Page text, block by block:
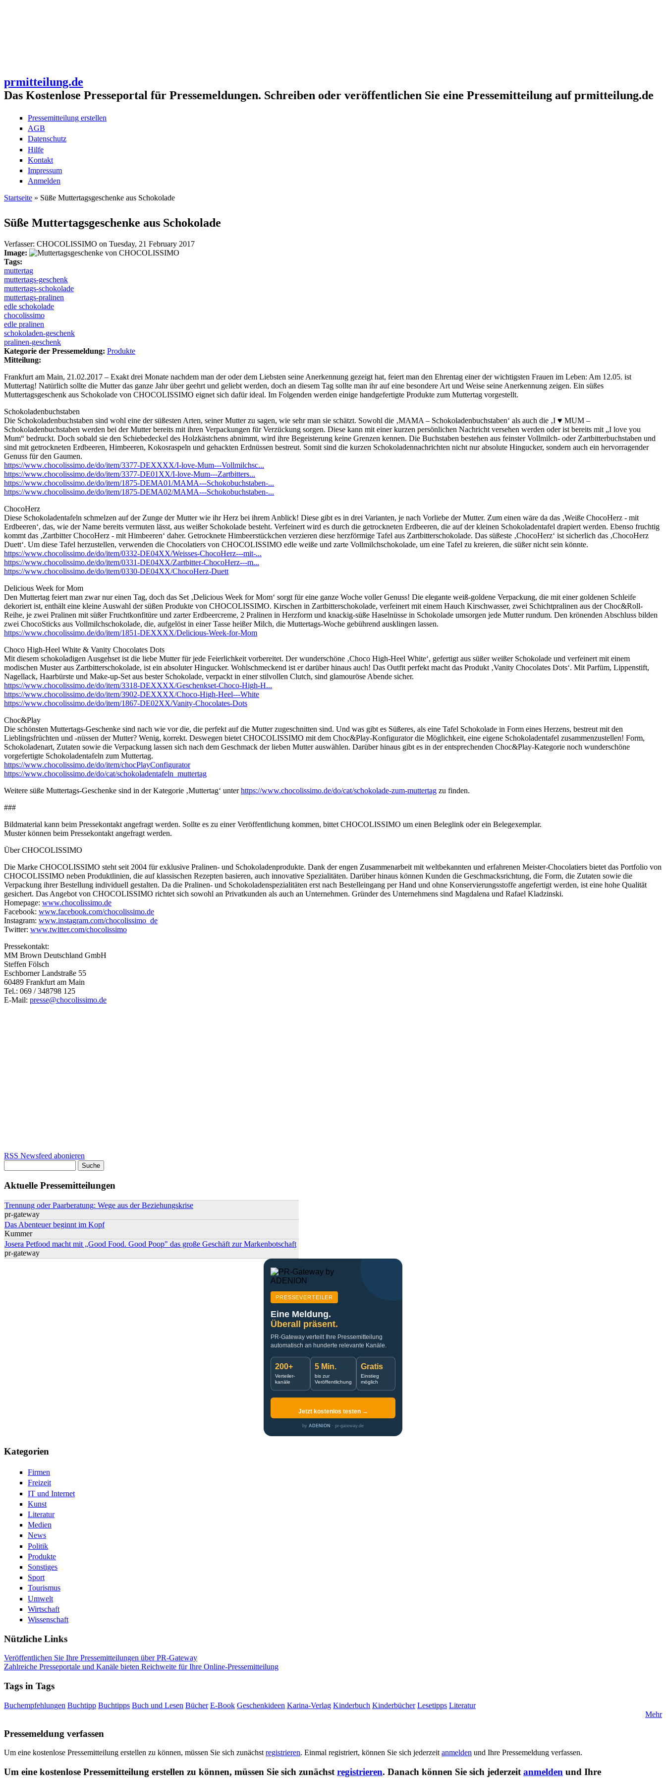
prmitteilung.de
Das Kostenlose Presseportal für Pressemeldungen. Schreiben oder veröffentlichen Sie eine Pressemitteilung auf prmitteilung.de
Pressemitteilung erstellen
AGB
Datenschutz
Hilfe
Kontakt
Impressum
Anmelden
Startseite » Süße Muttertagsgeschenke aus Schokolade
Süße Muttertagsgeschenke aus Schokolade
Verfasser: CHOCOLISSIMO on Tuesday, 21 February 2017
Image:
Tags:
muttertag
muttertags-geschenk
muttertags-schokolade
muttertags-pralinen
edle schokolade
chocolissimo
edle pralinen
schokoladen-geschenk
pralinen-geschenk
Kategorie der Pressemeldung: Produkte
Mitteilung:
Frankfurt am Main, 21.02.2017 – Exakt drei Monate nachdem man der oder dem Liebsten seine Anerkennung gezeigt hat, feiert man den Ehrentag einer der wichtigsten Frauen im Leben: Am 12.05. ist
Muttertag! Natürlich sollte die Mutter das ganze Jahr über geehrt und geliebt werden, doch an diesem Tag sollte man ihr auf eine besondere Art und Weise seine Anerkennung zeigen. Ein süßes
Muttertagsgeschenk aus Schokolade von CHOCOLISSIMO eignet sich dafür ideal. Im Folgenden werden einige handgefertigte Produkte zum Muttertag vorgestellt.
Schokoladenbuchstaben
Die Schokoladenbuchstaben sind wohl eine der süßesten Arten, seiner Mutter zu sagen, wie sehr man sie schätzt. Sowohl die ‚MAMA – Schokoladenbuchstaben‘ als auch die ‚I ♥ MUM –
Schokoladenbuchstaben werden bei der Mutter bereits mit ihren Verpackungen für Verzückung sorgen. Diese kann mit einer kurzen persönlichen Nachricht versehen werden oder ist bereits mit „I love you
Mum“ bedruckt. Doch sobald sie den Schiebedeckel des Holzkästchens abnimmt, wird ihre Begeisterung keine Grenzen kennen. Die Buchstaben bestehen aus feinster Vollmilch- oder Zartbitterbuchstaben und
sind mit getrockneten Erdbeeren, Himbeeren, Kokosraspeln und gehackten Erdnüssen bestreut. Somit sind die kurzen Schokoladennachrichten nicht nur absolute Hingucker, sondern auch ein hervorragender
Genuss für den Gaumen.
https://www.chocolissimo.de/do/item/3377-DEXXXX/I-love-Mum---Vollmilchsc...
https://www.chocolissimo.de/do/item/3377-DE01XX/I-love-Mum---Zartbitters...
https://www.chocolissimo.de/do/item/1875-DEMA01/MAMA---Schokobuchstaben-...
https://www.chocolissimo.de/do/item/1875-DEMA02/MAMA---Schokobuchstaben-...
ChocoHerz
Diese Schokoladentafeln schmelzen auf der Zunge der Mutter wie ihr Herz bei ihrem Anblick! Diese gibt es in drei Varianten, je nach Vorliebe der Mutter. Zum einen wäre da das ‚Weiße ChocoHerz - mit
Erdbeeren‘, das, wie der Name bereits vermuten lässt, aus weißer Schokolade besteht. Verfeinert wird es durch die getrockneten Erdbeeren, die auf der kleinen Schokoladentafel drapiert werden. Ebenso fruchtig
kommt das ‚Zartbitter ChocoHerz - mit Himbeeren‘ daher. Getrocknete Himbeerstückchen verzieren diese herzförmige Tafel aus Zartbitterschokolade. Das süßeste ‚ChocoHerz‘ ist sicherlich das ‚ChocoHerz
Duett‘. Um diese Tafel herzustellen, verwenden die Chocolatiers von CHOCOLISSIMO edle weiße und zarte Vollmilchschokolade, um eine Tafel zu kreieren, die süßer nicht sein könnte.
https://www.chocolissimo.de/do/item/0332-DE04XX/Weisses-ChocoHerz---mit-...
https://www.chocolissimo.de/do/item/0331-DE04XX/Zartbitter-ChocoHerz---m...
https://www.chocolissimo.de/do/item/0330-DE04XX/ChocoHerz-Duett
Delicious Week for Mom
Den Muttertag feiert man zwar nur einen Tag, doch das Set ‚Delicious Week for Mom‘ sorgt für eine ganze Woche voller Genuss! Die elegante weiß-goldene Verpackung, die mit einer goldenen Schleife
dekoriert ist, enthält eine kleine Auswahl der süßen Produkte von CHOCOLISSIMO. Kirschen in Zartbitterschokolade, verfeinert mit einem Hauch Kirschwasser, zwei Schichtpralinen aus der Choc&Roll-
Reihe, je zwei Pralinen mit süßer Fruchtkonfitüre und zarter Erdbeercreme, 2 Pralinen in Herzform und knackig-süße Haselnüsse in Schokolade umsorgen jede Mutter rundum. Den krönenden Abschluss bilden
zwei ChocoSticks aus Vollmilchschokolade, die, aufgelöst in einer Tasse heißer Milch, die Muttertags-Woche gebührend ausklingen lassen.
https://www.chocolissimo.de/do/item/1851-DEXXXX/Delicious-Week-for-Mom
Choco High-Heel White & Vanity Chocolates Dots
Mit diesem schokoladigen Ausgehset ist die liebe Mutter für jede Feierlichkeit vorbereitet. Der wunderschöne ‚Choco High-Heel White‘, gefertigt aus süßer weißer Schokolade und verfeinert mit einem
modischen Muster aus Zartbitterschokolade, ist ein absoluter Hingucker. Wohlschmeckend ist er darüber hinaus auch! Das Outfit perfekt macht das Produkt ‚Vanity Chocolates Dots‘. Mit Parfüm, Lippenstift,
Nagellack, Haarbürste und Make-up-Set aus bester Schokolade, verpackt in einer stilvollen Clutch, sind glamouröse Abende sicher.
https://www.chocolissimo.de/do/item/3318-DEXXXX/Geschenkset-Choco-High-H...
https://www.chocolissimo.de/do/item/3902-DEXXXX/Choco-High-Heel---White
https://www.chocolissimo.de/do/item/1867-DE02XX/Vanity-Chocolates-Dots
Choc&Play
Die schönsten Muttertags-Geschenke sind nach wie vor die, die perfekt auf die Mutter zugeschnitten sind. Und was gibt es Süßeres, als eine Tafel Schokolade in Form eines Herzens, bestreut mit den
Lieblingsfrüchten und -nüssen der Mutter? Wenig, korrekt. Deswegen bietet CHOCOLISSIMO mit dem Choc&Play-Konfigurator die Möglichkeit, eine eigene Schokoladentafel zusammenzustellen! Form,
Schokoladenart, Zutaten sowie die Verpackung lassen sich nach dem Geschmack der lieben Mutter auswählen. Darüber hinaus gibt es in der entsprechenden Choc&Play-Kategorie noch wunderschöne
vorgefertigte Schokoladentafeln zum Muttertag.
https://www.chocolissimo.de/do/item/chocPlayConfigurator
https://www.chocolissimo.de/do/cat/schokoladentafeln_muttertag
Weitere süße Muttertags-Geschenke sind in der Kategorie ‚Muttertag‘ unterhttps://www.chocolissimo.de/do/cat/schokolade-zum-muttertag zu finden.
###
Bildmaterial kann beim Pressekontakt angefragt werden. Sollte es zu einer Veröffentlichung kommen, bittet CHOCOLISSIMO um einen Beleglink oder ein Belegexemplar.
Muster können beim Pressekontakt angefragt werden.
Über CHOCOLISSIMO
Die Marke CHOCOLISSIMO steht seit 2004 für exklusive Pralinen- und Schokoladenprodukte. Dank der engen Zusammenarbeit mit weltbekannten und erfahrenen Meister-Chocolatiers bietet das Portfolio von
CHOCOLISSIMO neben Produktlinien, die auf klassischen Rezepten basieren, auch innovative Spezialitäten. Darüber hinaus können Kunden die Geschmacksrichtung, die Form, die Zutaten sowie die
Verpackung ihrer Bestellung individuell gestalten. Da die Pralinen- und Schokoladenspezialitäten erst nach Bestelleingang per Hand und ohne Konservierungsstoffe angefertigt werden, ist eine hohe Qualität
gesichert. Das Angebot von CHOCOLISSIMO richtet sich sowohl an Privatkunden als auch an Unternehmen. Gründer des Unternehmens sind Magdalena und Rafael Kladzinski.
Homepage: www.chocolissimo.de
Facebook: www.facebook.com/chocolissimo.de
Instagram: www.instagram.com/chocolissimo_de
Twitter: www.twitter.com/chocolissimo
Pressekontakt:
MM Brown Deutschland GmbH
Steffen Fölsch
Eschborner Landstraße 55
60489 Frankfurt am Main
Tel.: 069 / 348798 125
E-Mail: presse@chocolissimo.de
RSS Newsfeed abonieren
Aktuelle Pressemitteilungen
Trennung oder Paarberatung: Wege aus der Beziehungskrise
pr-gateway
Das Abenteuer beginnt im Kopf
Kummer
Josera Petfood macht mit „Good Food. Good Poop" das große Geschäft zur Markenbotschaft
pr-gateway
PRESSEVERTEILER
Eine Meldung.
Überall präsent.
PR-Gateway verteilt Ihre Pressemitteilung
automatisch an hunderte relevante Kanäle.
200+
Verteiler-
kanäle
5 Min.
bis zur
Veröffentlichung
Gratis
Einstieg
möglich
Jetzt kostenlos testen →
by ADENION · pr-gateway.de
Kategorien
Firmen
Freizeit
IT und Internet
Kunst
Literatur
Medien
News
Politik
Produkte
Sonstiges
Sport
Tourismus
Umwelt
Wirtschaft
Wissenschaft
Nützliche Links
Veröffentlichen Sie Ihre Pressemitteilungen über PR-Gateway
Zahlreiche Presseportale und Kanäle bieten Reichweite für Ihre Online-Pressemitteilung
Tags in Tags
Buchempfehlungen Buchtipp Buchtipps Buch und Lesen Bücher E-Book Geschenkideen Karina-Verlag Kinderbuch Kinderbücher Lesetipps Literatur
Mehr
Pressemeldung verfassen
Um eine kostenlose Pressemitteilung erstellen zu können, müssen Sie sich zunächst registrieren. Einmal registriert, können Sie sich jederzeit anmelden und Ihre Pressemeldung verfassen.
Um eine kostenlose Pressemitteilung erstellen zu können, müssen Sie sich zunächst registrieren. Danach können Sie sich jederzeit anmelden und Ihre